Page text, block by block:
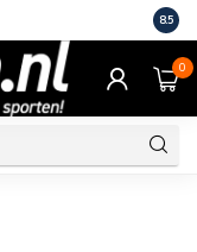
Eigen
8.5
0